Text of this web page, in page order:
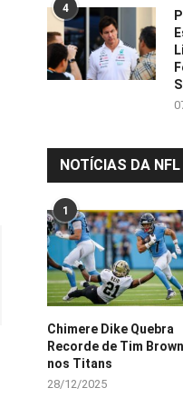
4
NOTÍCIAS DA NFL
1
Chimere Dike Quebra
Recorde de Tim Brown
nos Titans
28/12/2025